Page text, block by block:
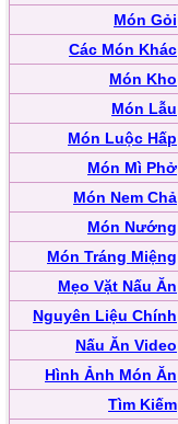
Món Gỏi
Các Món Khác
Món Kho
Món Lẫu
Món Luộc Hấp
Món Mì Phở
Món Nem Chả
Món Nướng
Món Tráng Miệng
Mẹo Vặt Nấu Ăn
Nguyên Liệu Chính
Nấu Ăn Video
Hình Ảnh Món Ăn
Tìm Kiếm